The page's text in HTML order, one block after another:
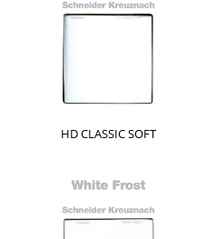
HD CLASSIC SOFT